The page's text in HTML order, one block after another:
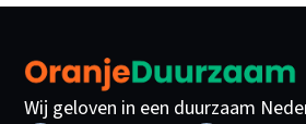
Wij geloven in een duurzaam